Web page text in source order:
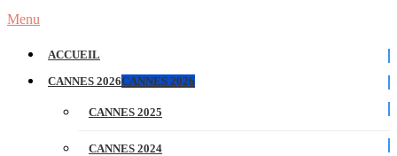
Menu
ACCUEIL
CANNES 2026CANNES 2026
CANNES 2025
CANNES 2024